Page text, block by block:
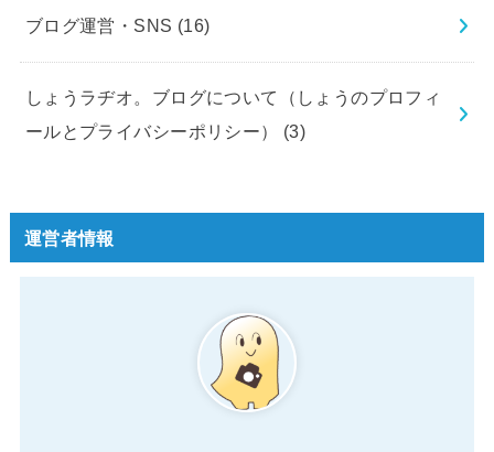
ブログ運営・SNS (16)
しょうラヂオ。ブログについて（しょうのプロフィ
ールとプライバシーポリシー） (3)
運営者情報